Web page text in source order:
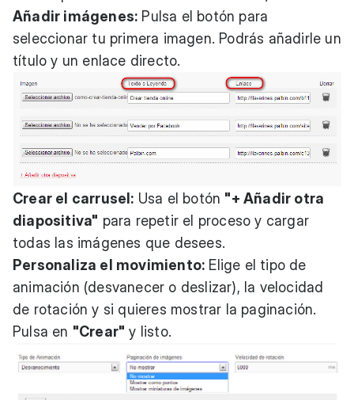
Añadir imágenes: Pulsa el botón para
seleccionar tu primera imagen. Podrás añadirle un
título y un enlace directo.
Crear el carrusel: Usa el botón "+ Añadir otra
diapositiva" para repetir el proceso y cargar
todas las imágenes que desees.
Personaliza el movimiento: Elige el tipo de
animación (desvanecer o deslizar), la velocidad
de rotación y si quieres mostrar la paginación.
Pulsa en "Crear" y listo.